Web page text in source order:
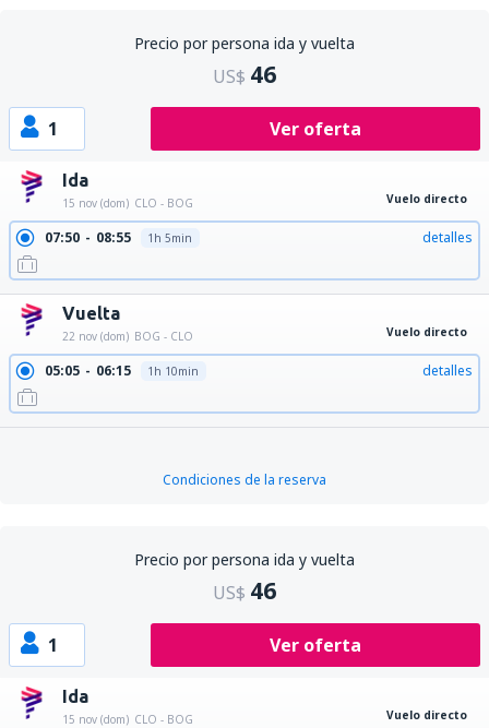
Precio por persona ida y vuelta
US$ 46
1 Ver oferta
Ida
15 nov (dom) CLO - BOG Vuelo directo
07:50 08:55 1h 5min detalles
Vuelta
22 nov (dom) BOG - CLO Vuelo directo
05:05 06:15 1h 10min detalles
Condiciones de la reserva
Precio por persona ida y vuelta
US$ 46
1 Ver oferta
Ida
15 nov (dom) CLO - BOG Vuelo directo